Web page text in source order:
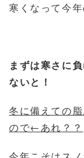
寒くなって今
まずは寒さに
ないと！
冬に備えての
ので←あれ？？